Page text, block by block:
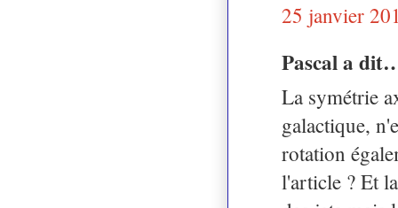
25 janvier
Pascal a
La symétrie
galactique,
rotation
l'article ? Et